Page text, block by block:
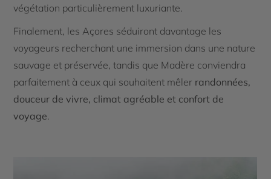
végétation particulièrement luxuriante.
Finalement, les Açores séduiront davantage les
voyageurs recherchant une immersion dans une nature
sauvage et préservée, tandis que Madère conviendra
parfaitement à ceux qui souhaitent mêler randonnées,
douceur de vivre, climat agréable et confort de
voyage.